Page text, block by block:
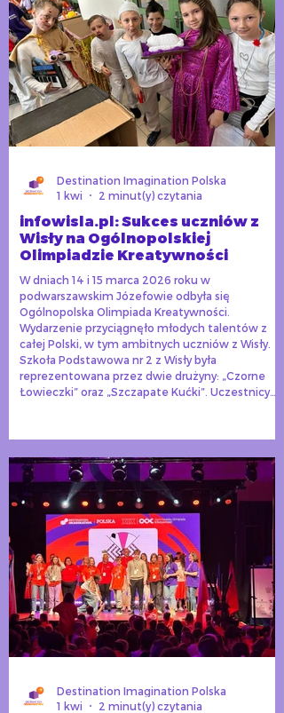
infowisla.pl: Sukces uczniów z
Wisły na Ogólnopolskiej
Olimpiadzie Kreatywności
W dniach 14 i 15 marca 2026 roku w
podwarszawskim Józefowie odbyła się
Ogólnopolska Olimpiada Kreatywności.
Wydarzenie przyciągnęło młodych talentów z
całej Polski, w tym ambitnych uczniów z Wisły.
Szkoła Podstawowa nr 2 z Wisły była
reprezentowana przez dwie drużyny: „Czorne
Łowieczki” oraz „Szczapate Kućki”. Uczestnicy
umiejętności pracy zespołowej.
Destination Imagination Polska
1 kwi
2 minut(y) czytania
Destination Imagination Polska
1 kwi
2 minut(y) czytania